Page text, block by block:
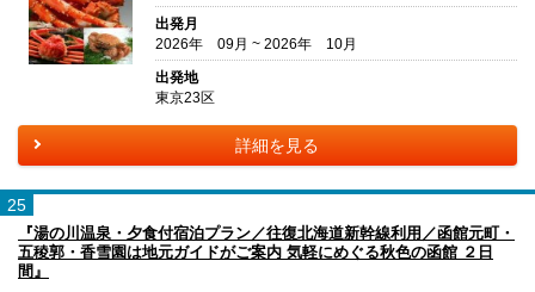
出発月
2026年 09月 ~ 2026年 10月
出発地
東京23区
詳細を見る
25
『湯の川温泉・夕食付宿泊プラン／往復北海道新幹線利用／函館元町・
五稜郭・香雪園は地元ガイドがご案内 気軽にめぐる秋色の函館 ２日
間』